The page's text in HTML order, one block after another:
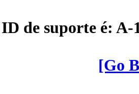
de suporte é: A-
[Go